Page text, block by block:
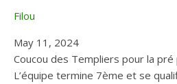
Filou
May 11, 2024
Coucou des Templiers pour la
L’équipe termine 7ème et se